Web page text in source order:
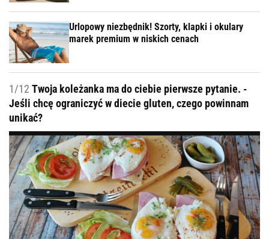
Urlopowy niezbędnik! Szorty, klapki i okulary
marek premium w niskich cenach
1/12 Twoja koleżanka ma do ciebie pierwsze pytanie. -
Jeśli chcę ograniczyć w diecie gluten, czego powinnam
unikać?